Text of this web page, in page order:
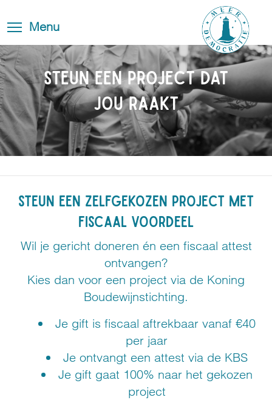
en
de
inhoud
gaan
Toggle
navigation
Contact
Menu
STEUN een project dat
jou raakt
STEUN EEN ZELFGEKOZEN PROJECT MET
FISCAAL VOORDEEL
Wil je gericht doneren én een fiscaal attest
ontvangen?
Kies dan voor een project via de Koning
Boudewijnstichting.
Je gift is fiscaal aftrekbaar vanaf €40
per jaar
Je ontvangt een attest via de KBS
Je gift gaat 100% naar het gekozen
project